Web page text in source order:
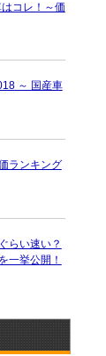
コレ！～価
～ 国産車
ランキング
らい速い？
一挙公開！